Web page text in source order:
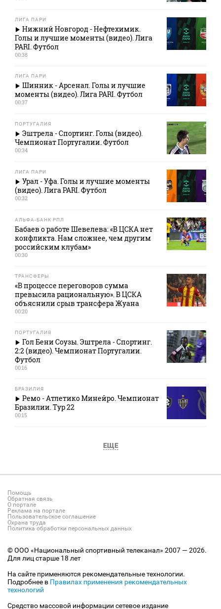
ЛИГА ПАРИ
Нижний Новгород - Нефтехимик.
Голы и лучшие моменты (видео). Лига
PARI. Футбол
00:38
ЛИГА ПАРИ
Шинник - Арсенал. Голы и лучшие
моменты (видео). Лига PARI. Футбол
00:37
ПОРТУГАЛИЯ
Эштрела - Спортинг. Голы (видео).
Чемпионат Португалии. Футбол
00:34
ЛИГА ПАРИ
Урал - Уфа. Голы и лучшие моменты
(видео). Лига PARI. Футбол
00:32
АЛЬФА-БАНК РПЛ
Бабаев о работе Шевелева: «В ЦСКА нет
конфликта. Нам сложнее, чем другим
российским клубам»
00:30
ТРАНСФЕРЫ
«В процессе переговоров сумма
превысила рациональную». В ЦСКА
объяснили срыв трансфера Жуана
00:20
ПОРТУГАЛИЯ
Гол Бени Соузы. Эштрела - Спортинг.
2:2 (видео). Чемпионат Португалии.
Футбол
00:16
БРАЗИЛИЯ
Ремо - Атлетико Минейро. Чемпионат
Бразилии. Тур 22
00:15
ЕЩЕ
Помощь
Обратная связь
О портале
Реклама на портале
Пользовательское соглашение
Охрана труда
Политика обработки персональных данных
© ООО «Национальный спортивный телеканал» 2007 — 2026.
Для лиц старше 18 лет
На сайте применяются рекомендательные технологии.
Подробнее в Правилах применения рекомендательных
технологий
Средство массовой информации сетевое издание